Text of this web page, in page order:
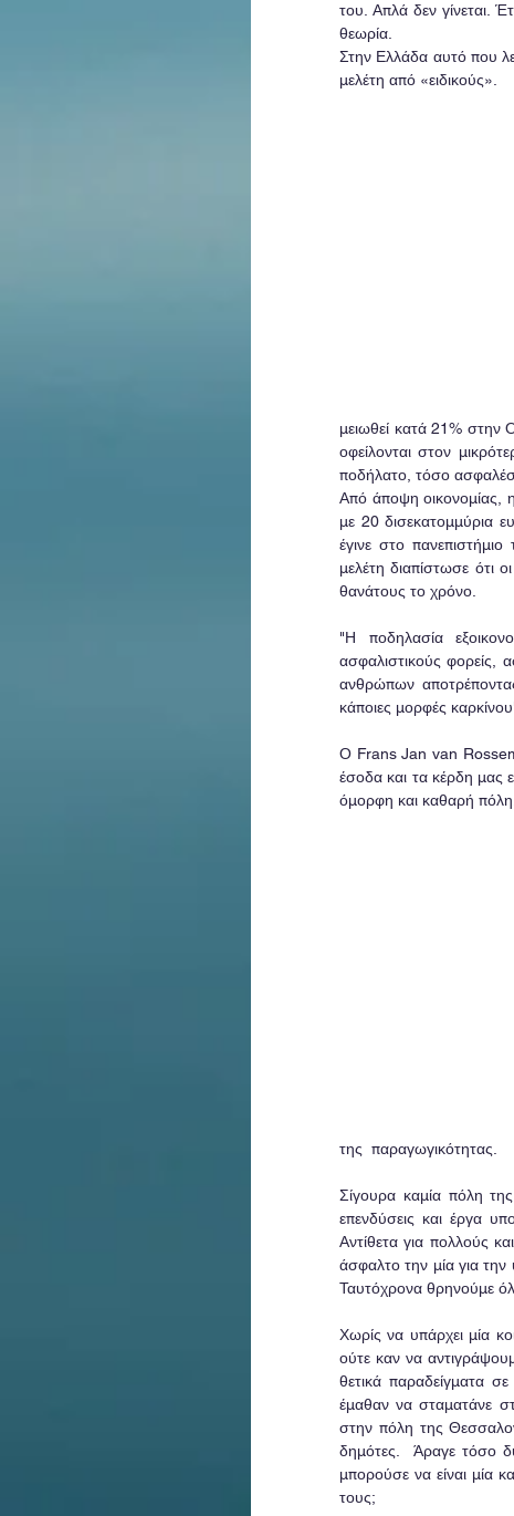
του. Απλά δεν γίνεται.
θεωρία.
Στην Ελλάδα αυτό που
μελέτη από «ειδικούς».
μειωθεί κατά 21% στην
οφείλονται στον
ποδήλατο, τόσο
Από άποψη οικονομίας,
με 20 δισεκατομμύρια
έγινε στο
μελέτη διαπίστωσε ότι
θανάτους το χρόνο.
"Η ποδηλασία
ασφαλιστικούς φορείς,
ανθρώπων
κάποιες μορφές
Ο Frans Jan van
έσοδα και τα κέρδη μας
όμορφη και καθαρή
της  παραγωγικότητας.
Σίγουρα καμία πόλη
επενδύσεις και έργα
Αντίθετα για πολλούς
άσφαλτο την μία για
Ταυτόχρονα θρηνούμε
Χωρίς να υπάρχει μία
ούτε καν να
θετικά παραδείγματα
έμαθαν να σταματάνε
στην πόλη της
δημότες.  Άραγε τόσο
μπορούσε να είναι μία
τους;